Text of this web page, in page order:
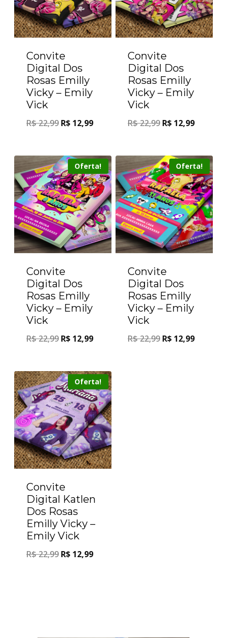
Convite
Digital Dos
Rosas Emilly
Vicky – Emily
Vick
R$22,99 R$ 12,99
Convite
Digital Dos
Rosas Emilly
Vicky – Emily
Vick
R$22,99 R$ 12,99
Oferta!
Convite
Digital Dos
Rosas Emilly
Vicky – Emily
Vick
R$22,99 R$ 12,99
Oferta!
Convite
Digital Dos
Rosas Emilly
Vicky – Emily
Vick
R$22,99 R$ 12,99
Oferta!
Convite
Digital Katlen
Dos Rosas
Emilly Vicky –
Emily Vick
R$22,99 R$ 12,99